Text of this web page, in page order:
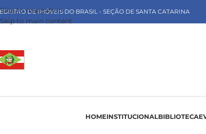
Skip to navigation
Skip to main content
DE IMÓVEIS DO BRASIL - SEÇÃO DE SANTA CATARINA
HOMEINSTITUCIONALBIBLIOTECA